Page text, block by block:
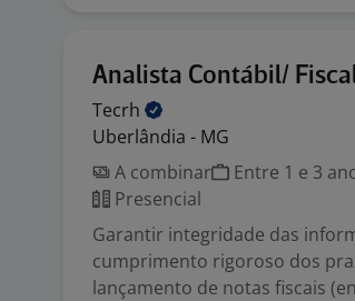
Analista Contábil/
Tecrh
Uberlândia - MG
A combinar
Entre 1 e 3
Presencial
Garantir integridade das
cumprimento rigoroso dos
lançamento de notas fiscais